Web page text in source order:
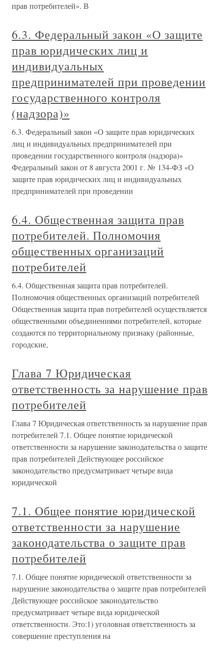
прав потребителей». В
6.3. Федеральный закон «О защите
прав юридических лиц и
индивидуальных
предпринимателей при проведении
государственного контроля
(надзора)»
6.3. Федеральный закон «О защите прав юридических
лиц и индивидуальных предпринимателей при
проведении государственного контроля (надзора)»
Федеральный закон от 8 августа 2001 г. № 134-ФЗ «О
защите прав юридических лиц и индивидуальных
предпринимателей при проведении
6.4. Общественная защита прав
потребителей. Полномочия
общественных организаций
потребителей
6.4. Общественная защита прав потребителей.
Полномочия общественных организаций потребителей
Общественная защита прав потребителей осуществляется
общественными объединениями потребителей, которые
создаются по территориальному признаку (районные,
городские,
Глава 7 Юридическая
ответственность за нарушение прав
потребителей
Глава 7 Юридическая ответственность за нарушение прав
потребителей 7.1. Общее понятие юридической
ответственности за нарушение законодательства о защите
прав потребителей Действующее российское
законодательство предусматривает четыре вида
юридической
7.1. Общее понятие юридической
ответственности за нарушение
законодательства о защите прав
потребителей
7.1. Общее понятие юридической ответственности за
нарушение законодательства о защите прав потребителей
Действующее российское законодательство
предусматривает четыре вида юридической
ответственности. Это:1) уголовная ответственность за
совершение преступления на